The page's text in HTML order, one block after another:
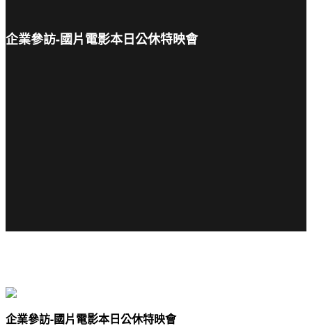
企業參訪-國片電影本日公休特映會
企業參訪-國片電影本日公休特映會